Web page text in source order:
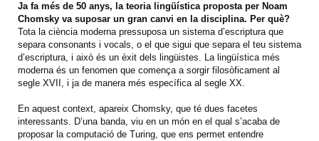
Ja fa més de 50 anys, la teoria lingüística proposta per Noam
Chomsky va suposar un gran canvi en la disciplina. Per què?
Tota la ciència moderna pressuposa un sistema d’escriptura que
separa consonants i vocals, o el que sigui que separa el teu sistema
d’escriptura, i això és un èxit dels lingüistes. La lingüística més
moderna és un fenomen que comença a sorgir filosòficament al
segle XVII, i ja de manera més específica al segle XX.
En aquest context, apareix Chomsky, que té dues facetes
interessants. D’una banda, viu en un món en el qual s’acaba de
proposar la computació de Turing, que ens permet entendre